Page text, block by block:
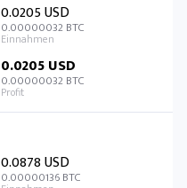
0.0205 USD
0.00000032 BTC
0.0205 USD
0.00000032 BTC
0.0878 USD
0.00000136 BTC